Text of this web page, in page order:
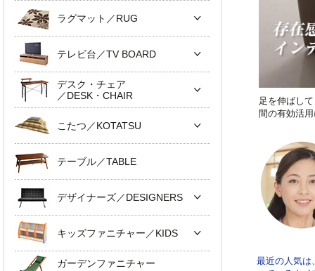
足を伸ばし
間の有効活
最近の人気は
ラグマット／RUG
テレビ台／TV BOARD
デスク・チェア
／DESK・CHAIR
こたつ／KOTATSU
テーブル／TABLE
デザイナーズ／DESIGNERS
キッズファニチャー／KIDS
ガーデンファニチャー